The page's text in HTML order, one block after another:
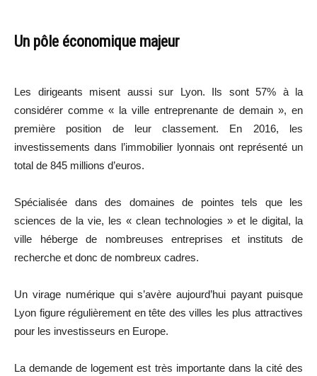
Un pôle économique majeur
Les dirigeants misent aussi sur Lyon. Ils sont 57% à la
considérer comme « la ville entreprenante de demain », en
première position de leur classement. En 2016, les
investissements dans l’immobilier lyonnais ont représenté un
total de 845 millions d’euros.
Spécialisée dans des domaines de pointes tels que les
sciences de la vie, les « clean technologies » et le digital, la
ville héberge de nombreuses entreprises et instituts de
recherche et donc de nombreux cadres.
Un virage numérique qui s’avère aujourd’hui payant puisque
Lyon figure régulièrement en tête des villes les plus attractives
pour les investisseurs en Europe.
La demande de logement est très importante dans la cité des